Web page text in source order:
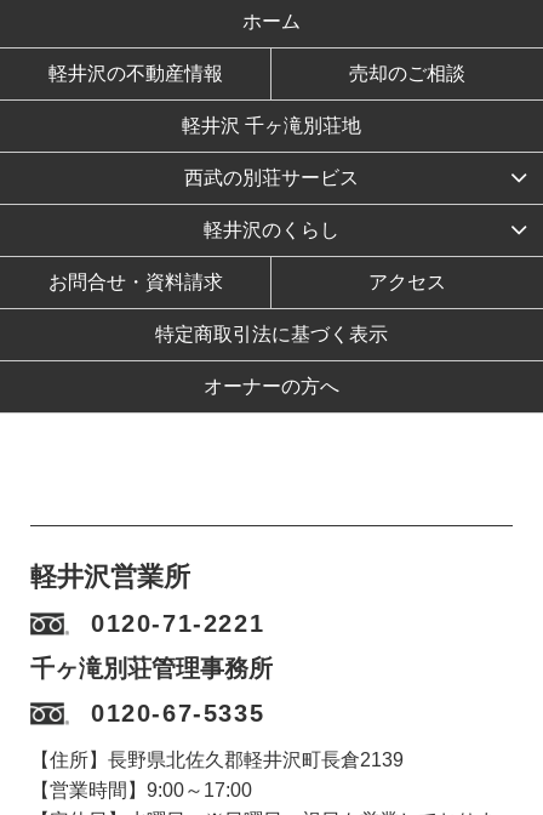
ホーム
軽井沢の不動産情報 売却のご相談
軽井沢 千ヶ滝別荘地
西武の別荘サービス
軽井沢のくらし
お問合せ・資料請求 アクセス
特定商取引法に基づく表示
オーナーの方へ
軽井沢営業所
0120-71-2221
千ヶ滝別荘管理事務所
0120-67-5335
【住所】長野県北佐久郡軽井沢町長倉2139
【営業時間】9:00～17:00